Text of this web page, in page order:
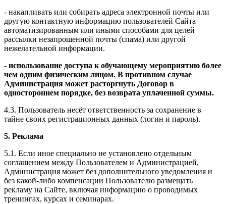
- накапливать или собирать адреса электронной почты или
другую контактную информацию пользователей Сайта
автоматизированным или иными способами для целей
рассылки незапрошенной почты (спама) или другой
нежелательной информации.
- использование доступа к обучающему мероприятию более
чем одним физическим лицом. В противном случае
Администрация может расторгнуть Договор в
одностороннем порядке, без возврата уплаченной суммы.
4.3. Пользователь несёт ответственность за сохранение в
тайне своих регистрационных данных (логин и пароль).
5. Реклама
5.1. Если иное специально не установлено отдельным
соглашением между Пользователем и Администрацией,
Администрация может без дополнительного уведомления и
без какой-либо компенсации Пользователю размещать
рекламу на Сайте, включая информацию о проводимых
тренингах, курсах и семинарах.